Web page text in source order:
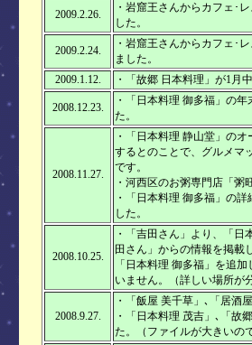
2009.2.26.
・岩窟王さんからカフェ･
した。
2009.2.24.
・岩窟王さんからカフェ･
ました。
2009.1.12.
・「故郷 日本料理」が1月
2008.12.23.
・「日本料理 御多福」の
た。
2008.11.27.
・「日本料理 静山堂」の
するとのことで、グルメマ
です。
・河西区のお粥専門店「粥
・「日本料理 御多福」の
した。
2008.10.25.
・「吉田さん」より、「
田さん」からの情報を掲載
「日本料理 御多福」を追
いません。（詳しい場所が
2008.9.27.
・「飯屋 美千草」､「居酒
・「日本料理 茂吉」､「故
た。（ファイルが大きいの